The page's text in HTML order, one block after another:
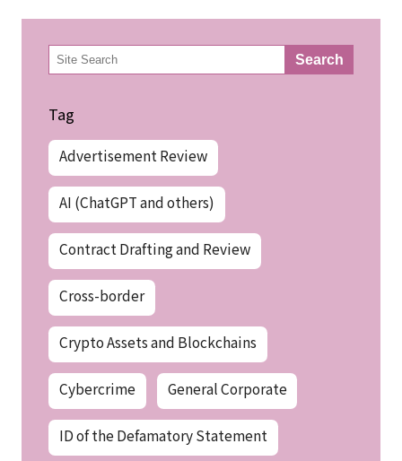
検
索 Search
Tag
Advertisement Review
AI (ChatGPT and others)
Contract Drafting and Review
Cross-border
Crypto Assets and Blockchains
Cybercrime General Corporate
ID of the Defamatory Statement